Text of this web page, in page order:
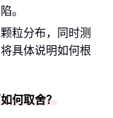
。
粒分布，同时测
具体说明如何根
何取舍？